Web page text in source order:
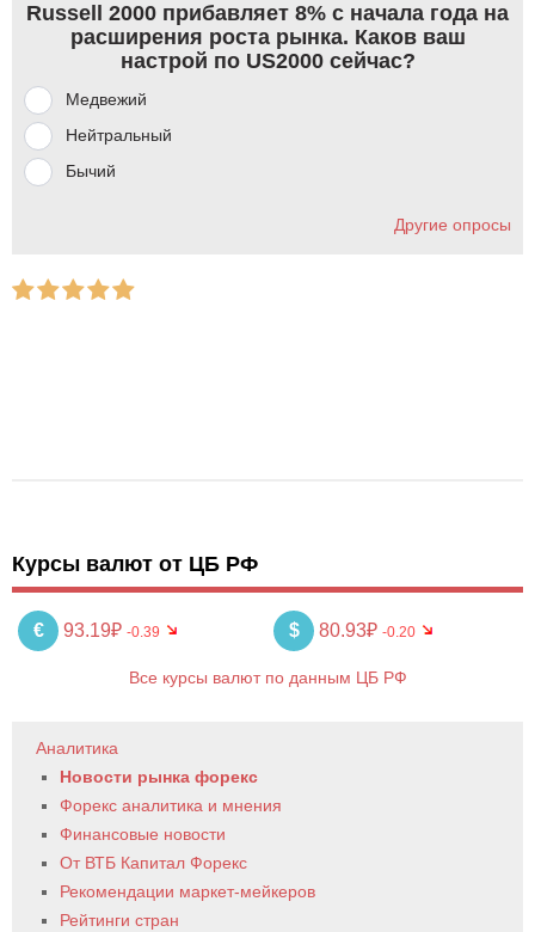
Russell 2000 прибавляет 8% с начала года на
расширения роста рынка. Каков ваш
настрой по US2000 сейчас?
Медвежий
Нейтральный
Бычий
Другие опросы
Курсы валют от ЦБ РФ
€ 93.19₽ -0.39 $ 80.93₽ -0.20
Все курсы валют по данным ЦБ РФ
Аналитика
Новости рынка форекс
Форекс аналитика и мнения
Финансовые новости
От ВТБ Капитал Форекс
Рекомендации маркет-мейкеров
Рейтинги стран